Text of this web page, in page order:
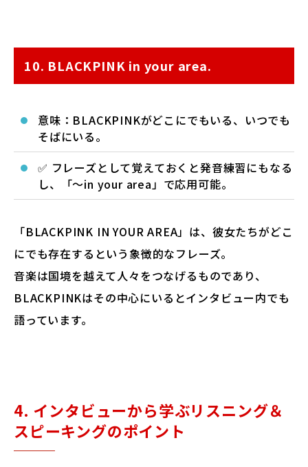
10. BLACKPINK in your area.
意味：BLACKPINKがどこにでもいる、いつでも
そばにいる。
✅ フレーズとして覚えておくと発音練習にもなる
し、「〜in your area」で応用可能。
「BLACKPINK IN YOUR AREA」は、彼女たちがどこ
にでも存在するという象徴的なフレーズ。
音楽は国境を越えて人々をつなげるものであり、
BLACKPINKはその中心にいるとインタビュー内でも
語っています。
4. インタビューから学ぶリスニング＆
スピーキングのポイント